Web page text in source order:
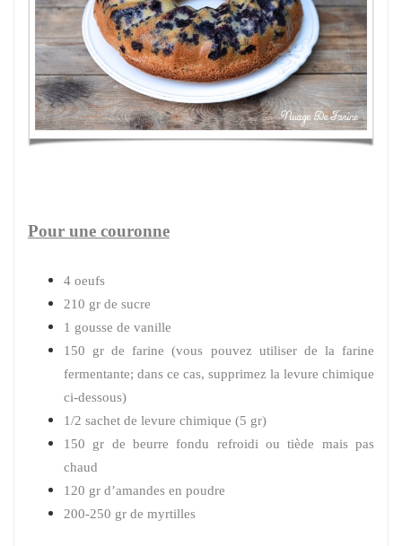
Pour une couronne
4 oeufs
210 gr de sucre
1 gousse de vanille
150 gr de farine (vous pouvez utiliser de la farine
fermentante; dans ce cas, supprimez la levure chimique
ci-dessous)
1/2 sachet de levure chimique (5 gr)
150 gr de beurre fondu refroidi ou tiède mais pas
chaud
120 gr d’amandes en poudre
200-250 gr de myrtilles